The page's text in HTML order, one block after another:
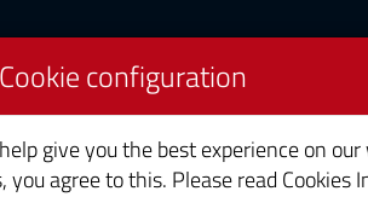
Cookie configuration
give you the best experience on
you agree to this. Please read Cookies